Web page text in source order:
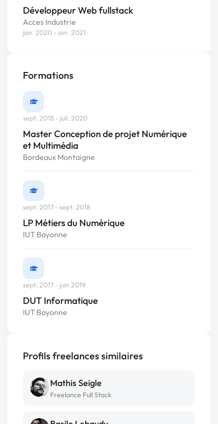
Développeur Web fullstack
Acces Industrie
jan. 2020 - avr. 2021
Formations
sept. 2018 - juil. 2020
Master Conception de projet Numérique
et Multimédia
Bordeaux Montaigne
sept. 2017 - sept. 2018
LP Métiers du Numérique
IUT Bayonne
sept. 2017 - juin 2019
DUT Informatique
IUT Bayonne
Profils freelances similaires
Mathis Seigle
Freelance Full Stack